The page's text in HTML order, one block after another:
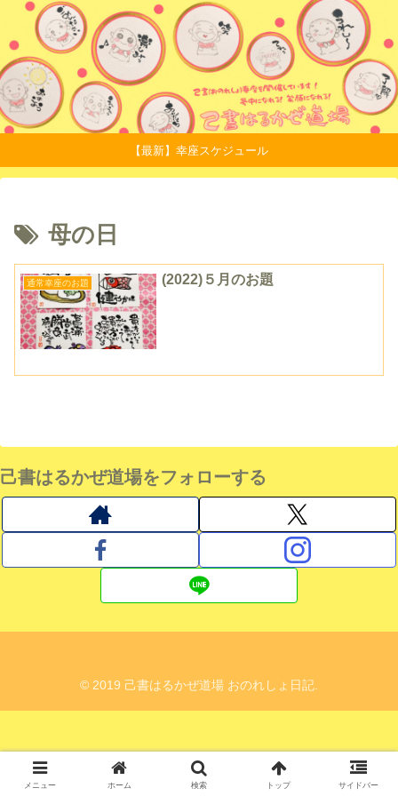
【最新】幸座スケジュール
母の日
通常幸座のお題 (2022)５月のお題
己書はるかぜ道場をフォローする
© 2019 己書はるかぜ道場 おのれしょ日記.
メニュー ホーム 検索 トップ サイドバー